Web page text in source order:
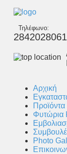
Τηλέφωνο:
2842028061
Αρχική
Προϊόντα
Φυτώρια
Photo